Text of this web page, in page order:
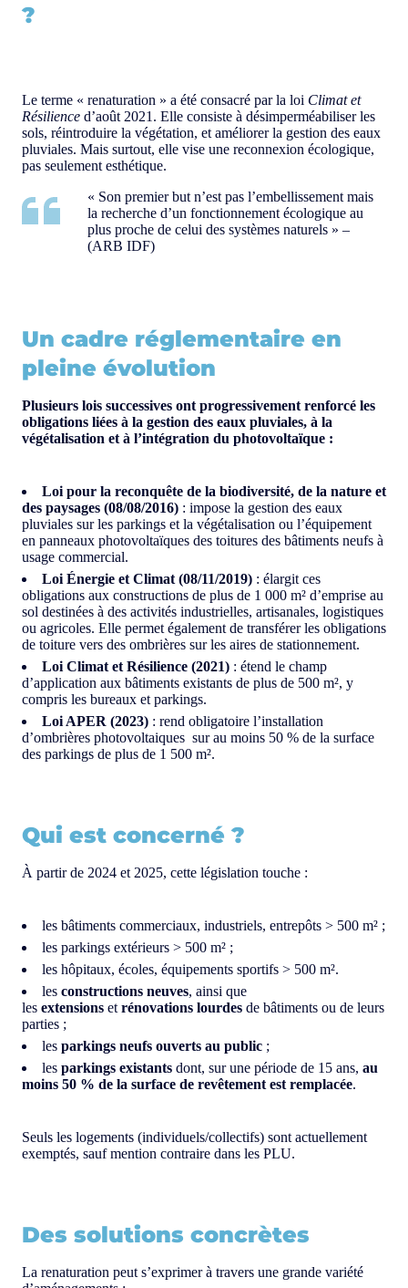
?
Le terme « renaturation » a été consacré par la loi Climat et
Résilience d’août 2021. Elle consiste à désimperméabiliser les
sols, réintroduire la végétation, et améliorer la gestion des eaux
pluviales. Mais surtout, elle vise une reconnexion écologique,
pas seulement esthétique.
« Son premier but n’est pas l’embellissement mais
la recherche d’un fonctionnement écologique au
plus proche de celui des systèmes naturels » –
(ARB IDF)
Un cadre réglementaire en
pleine évolution
Plusieurs lois successives ont progressivement renforcé les
obligations liées à la gestion des eaux pluviales, à la
végétalisation et à l’intégration du photovoltaïque :
Loi pour la reconquête de la biodiversité, de la nature et
des paysages (08/08/2016) : impose la gestion des eaux
pluviales sur les parkings et la végétalisation ou l’équipement
en panneaux photovoltaïques des toitures des bâtiments neufs à
usage commercial.
Loi Énergie et Climat (08/11/2019) : élargit ces
obligations aux constructions de plus de 1 000 m² d’emprise au
sol destinées à des activités industrielles, artisanales, logistiques
ou agricoles. Elle permet également de transférer les obligations
de toiture vers des ombrières sur les aires de stationnement.
Loi Climat et Résilience (2021) : étend le champ
d’application aux bâtiments existants de plus de 500 m², y
compris les bureaux et parkings.
Loi APER (2023) : rend obligatoire l’installation
d’ombrières photovoltaiques sur au moins 50 % de la surface
des parkings de plus de 1 500 m².
Qui est concerné ?
À partir de 2024 et 2025, cette législation touche :
les bâtiments commerciaux, industriels, entrepôts > 500 m² ;
les parkings extérieurs > 500 m² ;
les hôpitaux, écoles, équipements sportifs > 500 m².
les constructions neuves, ainsi que
les extensions et rénovations lourdes de bâtiments ou de leurs
parties ;
les parkings neufs ouverts au public ;
les parkings existants dont, sur une période de 15 ans, au
moins 50 % de la surface de revêtement est remplacée.
Seuls les logements (individuels/collectifs) sont actuellement
exemptés, sauf mention contraire dans les PLU.
Des solutions concrètes
La renaturation peut s’exprimer à travers une grande variété